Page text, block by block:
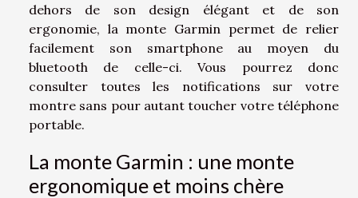
dehors de son design élégant et de son
ergonomie, la monte Garmin permet de relier
facilement son smartphone au moyen du
bluetooth de celle-ci. Vous pourrez donc
consulter toutes les notifications sur votre
montre sans pour autant toucher votre téléphone
portable.
La monte Garmin : une monte
ergonomique et moins chère